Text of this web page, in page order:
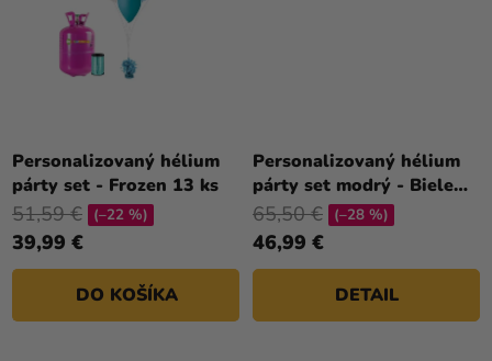
Personalizovaný hélium
párty set - Frozen 13 ks
39,99 €
51,59 € (–22 %)
DO KOŠÍKA
Personalizovaný hélium
párty set modrý - Biele
srdce 31 ks
46,99 €
65,50 € (–28 %)
DETAIL